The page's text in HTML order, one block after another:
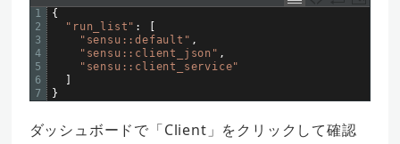
1
2
3
4
5
6
7
{
"run_list" :
"sensu::default" ,
"sensu::client_json" ,
"sensu::client_service"
}
ダッシュボードで「Client」をクリックして確認